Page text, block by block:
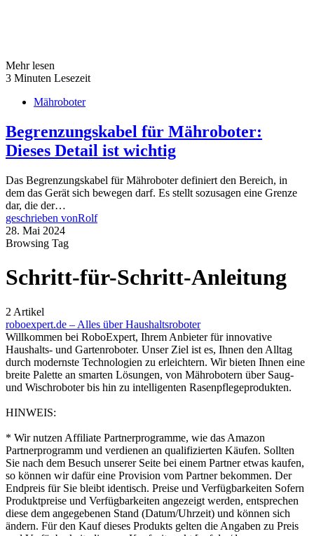
Mehr lesen
3 Minuten Lesezeit
Mähroboter
Begrenzungskabel für Mähroboter:
Dieses Detail ist wichtig
Das Begrenzungskabel für Mähroboter definiert den Bereich, in
dem das Gerät sich bewegen darf. Es stellt sozusagen eine Grenze
dar, die der…
geschrieben vonRolf
28. Mai 2024
Browsing Tag
Schritt-für-Schritt-Anleitung
2 Artikel
roboexpert.de – Alles über Haushaltsroboter
Willkommen bei RoboExpert, Ihrem Anbieter für innovative
Haushalts- und Gartenroboter. Unser Ziel ist es, Ihnen den Alltag
durch modernste Technologien zu erleichtern. Wir bieten Ihnen eine
breite Palette an smarten Lösungen, von Mährobotern über Saug-
und Wischroboter bis hin zu intelligenten Rasenpflegeprodukten.
HINWEIS:
* Wir nutzen Affiliate Partnerprogramme, wie das Amazon
Partnerprogramm und verdienen an qualifizierten Käufen. Sollten
Sie nach dem Besuch unserer Seite bei einem Partner etwas kaufen,
so können wir dafür eine Provision vom Partner bekommen. Der
Endpreis für Sie bleibt identisch. Preise und Verfügbarkeiten Sofern
Produktpreise und Verfügbarkeiten angezeigt werden, entsprechen
diese dem angegebenen Stand (Datum/Uhrzeit) und können sich
ändern. Für den Kauf dieses Produkts gelten die Angaben zu Preis